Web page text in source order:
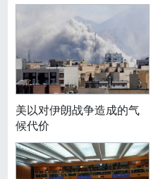
美以对伊朗战争造成的气
候代价